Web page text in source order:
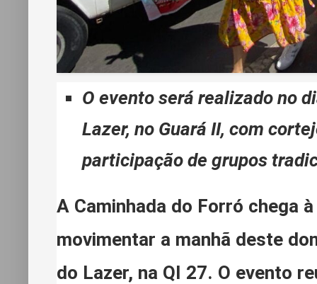
O evento será realizado no
Lazer, no Guará II, com
participação de grupos
A Caminhada do Forró chega
movimentar a manhã deste
do Lazer, na QI 27. O evento